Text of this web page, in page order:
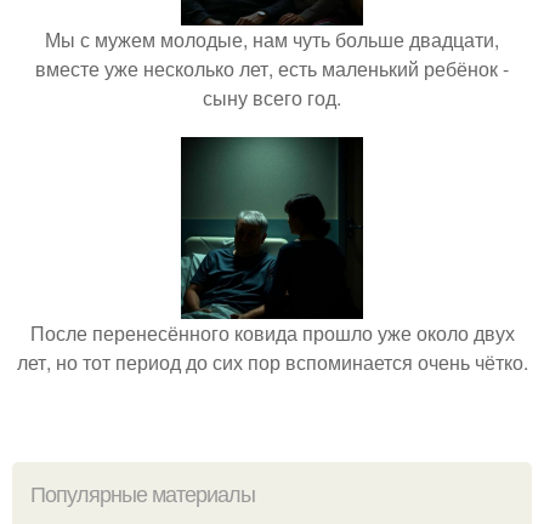
Мы с мужем молодые, нам чуть больше двадцати,
вместе уже несколько лет, есть маленький ребёнок -
сыну всего год.
После перенесённого ковида прошло уже около двух
лет, но тот период до сих пор вспоминается очень чётко.
Популярные материалы